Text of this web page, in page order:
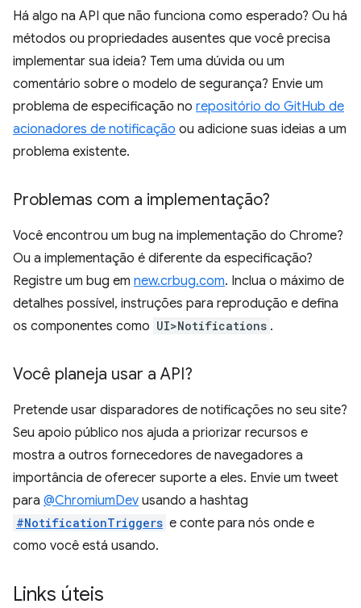
Há algo na API que não funciona como esperado? Ou há
métodos ou propriedades ausentes que você precisa
implementar sua ideia? Tem uma dúvida ou um
comentário sobre o modelo de segurança? Envie um
problema de especificação no repositório do GitHub de
acionadores de notificação ou adicione suas ideias a um
problema existente.
Problemas com a implementação?
Você encontrou um bug na implementação do Chrome?
Ou a implementação é diferente da especificação?
Registre um bug em new.crbug.com. Inclua o máximo de
detalhes possível, instruções para reprodução e defina
os componentes como UI>Notifications .
Você planeja usar a API?
Pretende usar disparadores de notificações no seu site?
Seu apoio público nos ajuda a priorizar recursos e
mostra a outros fornecedores de navegadores a
importância de oferecer suporte a eles. Envie um tweet
para @ChromiumDev usando a hashtag
#NotificationTriggers e conte para nós onde e
como você está usando.
Links úteis